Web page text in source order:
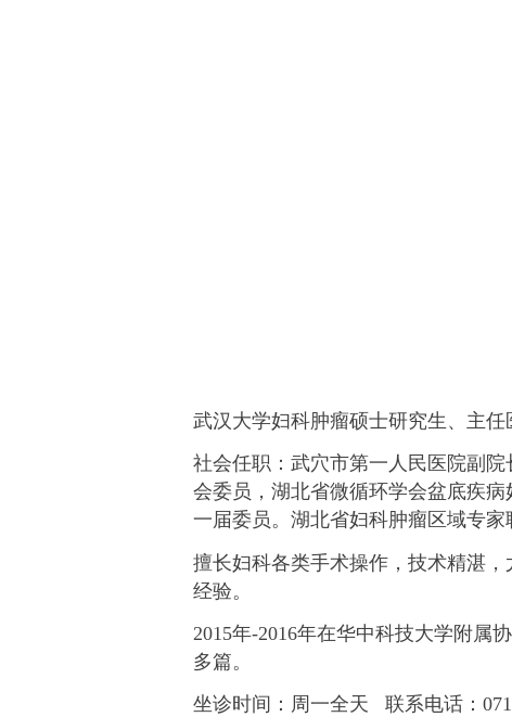
武汉大学妇科肿瘤硕士研究生、主任
社会任职：武穴市第一人民医院副
会委员，湖北省微循环学会盆底疾
一届委员。湖北省妇科肿瘤区域专
擅长妇科各类手术操作，技术精湛
经验。
2015年-2016年在华中科技大学附属
多篇。
坐诊时间：周一全天 联系电话：